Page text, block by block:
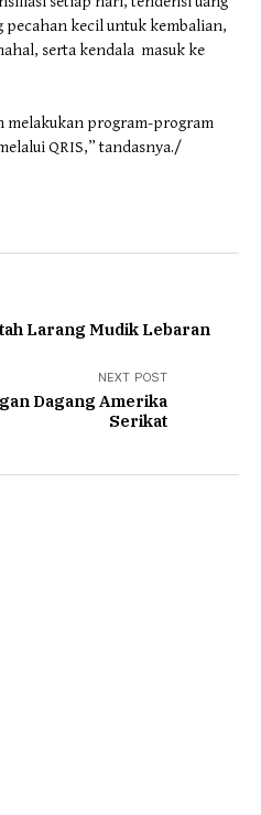
pecahan kecil untuk kembalian,
serta kendala masuk ke
melakukan program-program
QRIS,” tandasnya./
Larang Mudik Lebaran
NEXT POST
Dagang Amerika
Serikat